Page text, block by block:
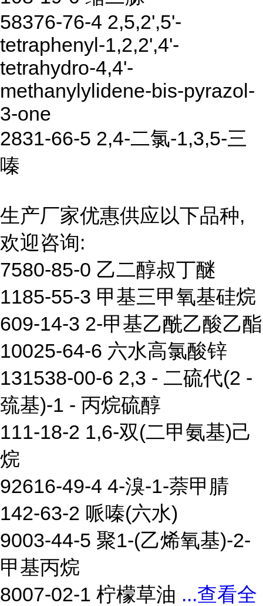
58376-76-4 2,5,2',5'-
tetraphenyl-1,2,2',4'-
tetrahydro-4,4'-
methanylylidene-bis-pyrazol-
3-one
2831-66-5 2,4-二氯-1,3,5-三
嗪
生产厂家优惠供应以下品种,
欢迎咨询:
7580-85-0 乙二醇叔丁醚
1185-55-3 甲基三甲氧基硅烷
609-14-3 2-甲基乙酰乙酸乙酯
10025-64-6 六水高氯酸锌
131538-00-6 2,3 - 二硫代(2 -
巯基)-1 - 丙烷硫醇
111-18-2 1,6-双(二甲氨基)己
烷
92616-49-4 4-溴-1-萘甲腈
142-63-2 哌嗪(六水)
9003-44-5 聚1-(乙烯氧基)-2-
甲基丙烷
8007-02-1 柠檬草油 ...查看全